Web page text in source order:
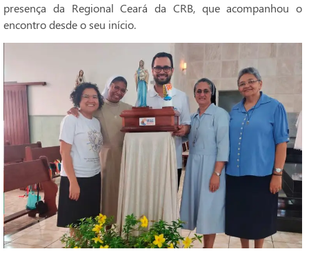
presença da Regional Ceará da CRB, que acompanhou o
encontro desde o seu início.